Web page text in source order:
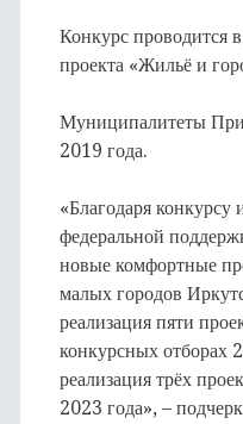
Конкурс проводится
проекта «Жильё и
Муниципалитеты
2019 года.
«Благодаря
федеральной
новые комфортные
малых городов
реализация пяти
конкурсных отборах
реализация трёх
2023 года», –